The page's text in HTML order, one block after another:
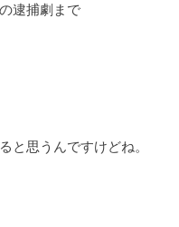
逮捕劇まで
と思うんですけどね。